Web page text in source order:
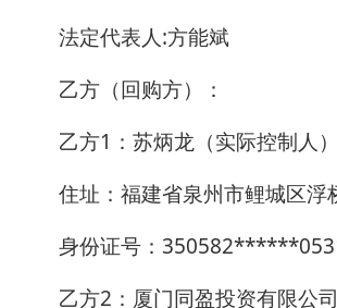
法定代表人:方能斌
乙方（回购方）：
乙方1：苏炳龙（实际控制人）
住址：福建省泉州市鲤城区浮
身份证号：
乙方2：厦门同盈投资有限公司